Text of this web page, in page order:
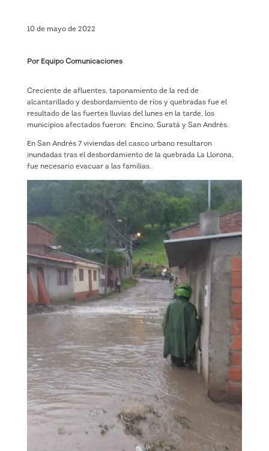
10 de mayo de 2022
Por Equipo Comunicaciones
Creciente de afluentes, taponamiento de la red de
alcantarillado y desbordamiento de ríos y quebradas fue el
resultado de las fuertes lluvias del lunes en la tarde, los
municipios afectados fueron: Encino, Suratá y San Andrés.
En San Andrés 7 viviendas del casco urbano resultaron
inundadas tras el desbordamiento de la quebrada La Llorona,
fue necesario evacuar a las familias.